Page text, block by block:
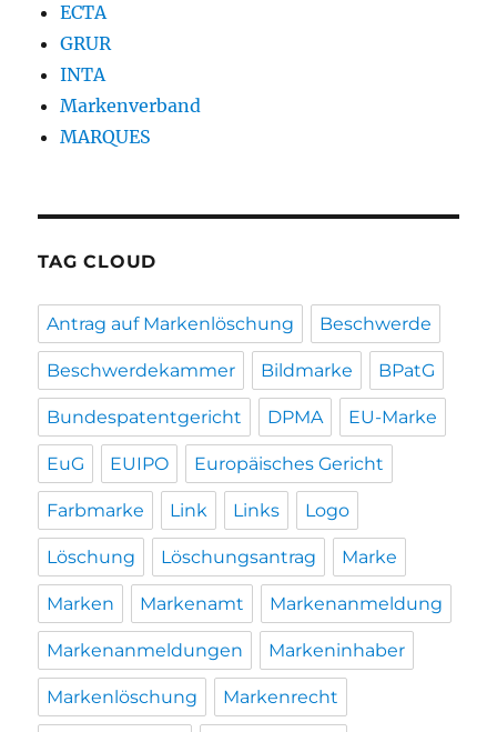
ECTA
GRUR
INTA
Markenverband
MARQUES
TAG CLOUD
Antrag auf Markenlöschung Beschwerde
Beschwerdekammer Bildmarke BPatG
Bundespatentgericht DPMA EU-Marke
EuG EUIPO Europäisches Gericht
Farbmarke Link Links Logo
Löschung Löschungsantrag Marke
Marken Markenamt Markenanmeldung
Markenanmeldungen Markeninhaber
Markenlöschung Markenrecht